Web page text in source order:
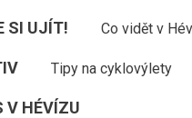
SI UJÍT! Co vidět v
Tipy na cyklovýlety
V HÉVÍZU